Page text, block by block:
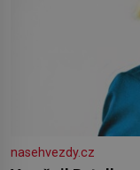
nasehvezdy.cz